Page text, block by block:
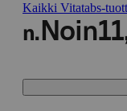
Kaikki Vitatabs-
n. Noin